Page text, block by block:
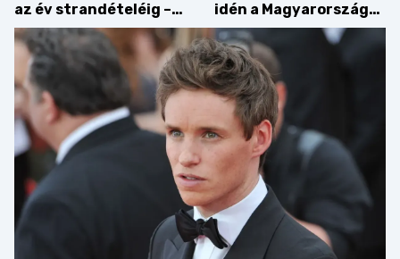
az év strandételéig –
idén is felzabáltuk a
Balaton déli partját
idén a Magyarország
tortája címért